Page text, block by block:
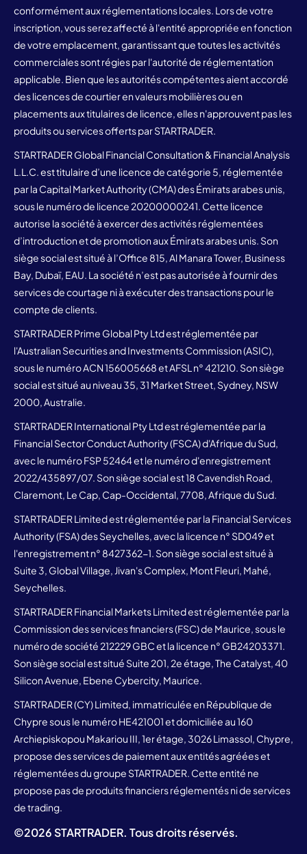
conformément aux réglementations locales. Lors de votre
inscription, vous serez affecté à l'entité appropriée en fonction
de votre emplacement, garantissant que toutes les activités
commerciales sont régies par l'autorité de réglementation
applicable. Bien que les autorités compétentes aient accordé
des licences de courtier en valeurs mobilières ou en
placements aux titulaires de licence, elles n'approuvent pas les
produits ou services offerts par STARTRADER.
STARTRADER Global Financial Consultation & Financial Analysis
L.L.C. est titulaire d’une licence de catégorie 5, réglementée
par la Capital Market Authority (CMA) des Émirats arabes unis,
sous le numéro de licence 20200000241. Cette licence
autorise la société à exercer des activités réglementées
d’introduction et de promotion aux Émirats arabes unis. Son
siège social est situé à l’Office 815, Al Manara Tower, Business
Bay, Dubaï, EAU. La société n’est pas autorisée à fournir des
services de courtage ni à exécuter des transactions pour le
compte de clients.
STARTRADER Prime Global Pty Ltd est réglementée par
l'Australian Securities and Investments Commission (ASIC),
sous le numéro ACN 156005668 et AFSL n° 421210. Son siège
social est situé au niveau 35, 31 Market Street, Sydney, NSW
2000, Australie.
STARTRADER International Pty Ltd est réglementée par la
Financial Sector Conduct Authority (FSCA) d'Afrique du Sud,
avec le numéro FSP 52464 et le numéro d'enregistrement
2022/435897/07. Son siège social est 18 Cavendish Road,
Claremont, Le Cap, Cap-Occidental, 7708, Afrique du Sud.
STARTRADER Limited est réglementée par la Financial Services
Authority (FSA) des Seychelles, avec la licence n° SD049 et
l'enregistrement n° 8427362-1. Son siège social est situé à
Suite 3, Global Village, Jivan's Complex, Mont Fleuri, Mahé,
Seychelles.
STARTRADER Financial Markets Limited est réglementée par la
Commission des services financiers (FSC) de Maurice, sous le
numéro de société 212229 GBC et la licence n° GB24203371.
Son siège social est situé Suite 201, 2e étage, The Catalyst, 40
Silicon Avenue, Ebene Cybercity, Maurice.
STARTRADER (CY) Limited, immatriculée en République de
Chypre sous le numéro HE421001 et domiciliée au 160
Archiepiskopou Makariou III, 1er étage, 3026 Limassol, Chypre,
propose des services de paiement aux entités agréées et
réglementées du groupe STARTRADER. Cette entité ne
propose pas de produits financiers réglementés ni de services
de trading.
©2026 STARTRADER. Tous droits réservés.